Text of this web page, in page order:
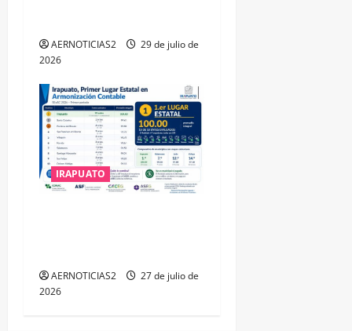
AERNOTICIAS2
29 de julio de
2026
IRAPUATO
AERNOTICIAS2
27 de julio de
2026